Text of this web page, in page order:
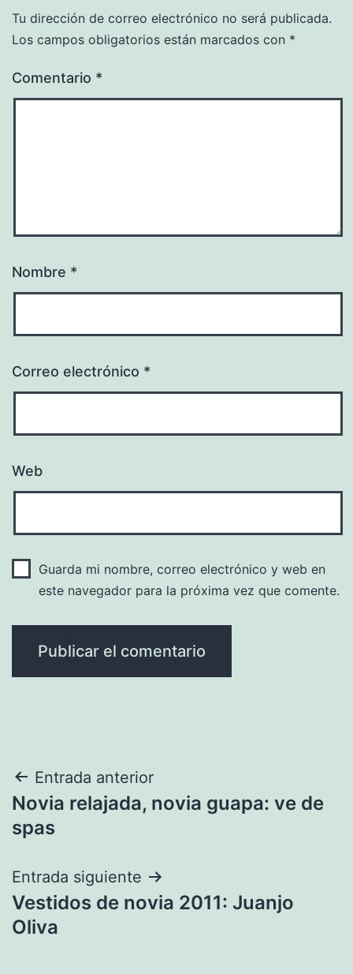
Tu dirección de correo electrónico no será publicada.
Los campos obligatorios están marcados con *
Comentario *
Nombre *
Correo electrónico *
Web
Guarda mi nombre, correo electrónico y web en
este navegador para la próxima vez que comente.
Navegación
de
Entrada anterior
Novia relajada, novia guapa: ve de
spas
Entrada siguiente
Vestidos de novia 2011: Juanjo
Oliva